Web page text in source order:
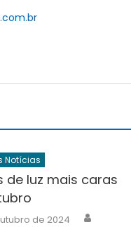
Notícias
de luz mais caras
de 2024